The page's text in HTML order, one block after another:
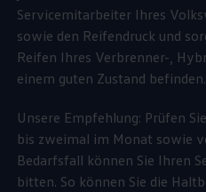
Servicemitarbeiter Ihres
sowie den Reifendruck und
Reifen Ihres Verbrenner-,
einem guten Zustand befinden.
Unsere Empfehlung: Prüfen
bis zweimal im Monat sowie
Bedarfsfall können Sie Ihren
bitten. So können Sie die